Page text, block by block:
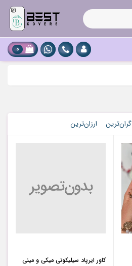
0
گران‌ترین ارزان‌ترین
کاور ایرپاد سیلیکونی میکی و مینی